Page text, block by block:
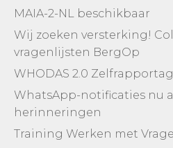
MAIA-2-NL beschikbaar
Wij zoeken versterking!
vragenlijsten BergOp
WHODAS 2.0
WhatsApp-notificaties nu
herinneringen
Training Werken met